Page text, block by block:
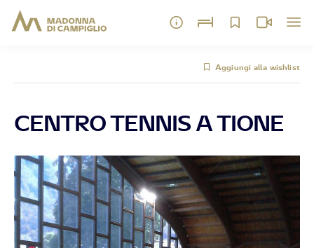
Aggiungi alla wishlist
CENTRO TENNIS A TIONE